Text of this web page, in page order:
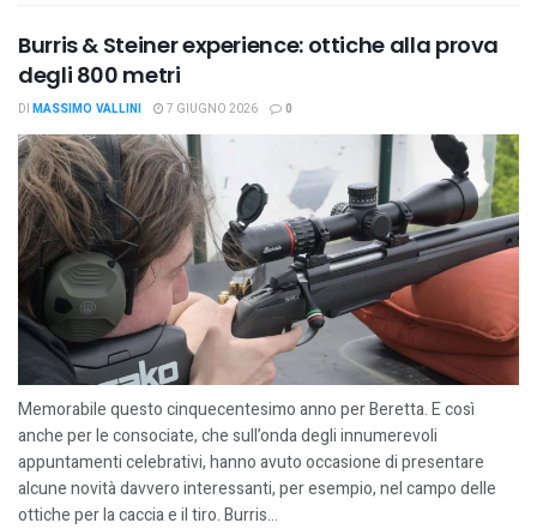
Burris & Steiner experience: ottiche alla prova
degli 800 metri
DI MASSIMO VALLINI 7 GIUGNO 2026 0
Memorabile questo cinquecentesimo anno per Beretta. E così
anche per le consociate, che sull’onda degli innumerevoli
appuntamenti celebrativi, hanno avuto occasione di presentare
alcune novità davvero interessanti, per esempio, nel campo delle
ottiche per la caccia e il tiro. Burris...